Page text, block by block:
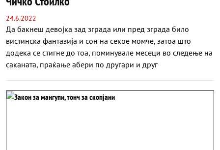
24.6.2022
Да бакнеш девојка зад зграда или пред зграда било
вистинска фантазија и сон на секое момче, затоа што
додека се стигне до тоа, поминувале месеци во следење на
саканата, праќање абери по другари и друг